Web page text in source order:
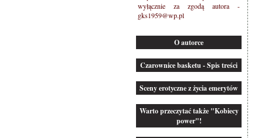
wyłącznie za zgodą autora -
gks1959@wp.pl
O autorce
Czarownice basketu - Spis treści
Sceny erotyczne z życia emerytów
Warto przeczytać także "Kobiecy
power"!